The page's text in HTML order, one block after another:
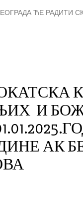
ЋЕ РАДИТИ
И
АК